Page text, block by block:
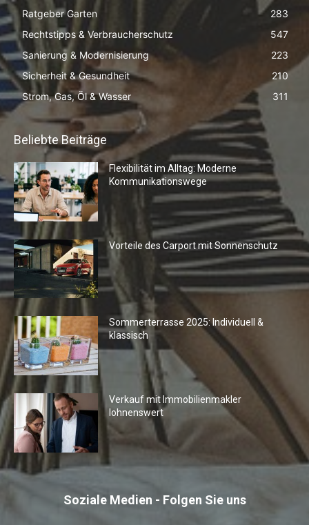
Ratgeber Garten
283
Rechtstipps & Verbraucherschutz
547
Sanierung & Modernisierung
223
Sicherheit & Gesundheit
210
Strom, Gas, Öl & Wasser
311
Beliebte Beiträge
Flexibilität im Alltag: Moderne
Kommunikationswege
Vorteile des Carport mit Sonnenschutz
Sommerterrasse 2025: Individuell &
klassisch
Verkauf mit Immobilienmakler
lohnenswert
Soziale Medien - Folgen Sie uns